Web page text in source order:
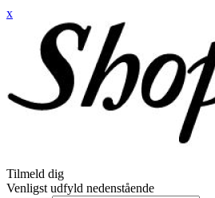
x
Tilmeld dig
Venligst udfyld nedenstående